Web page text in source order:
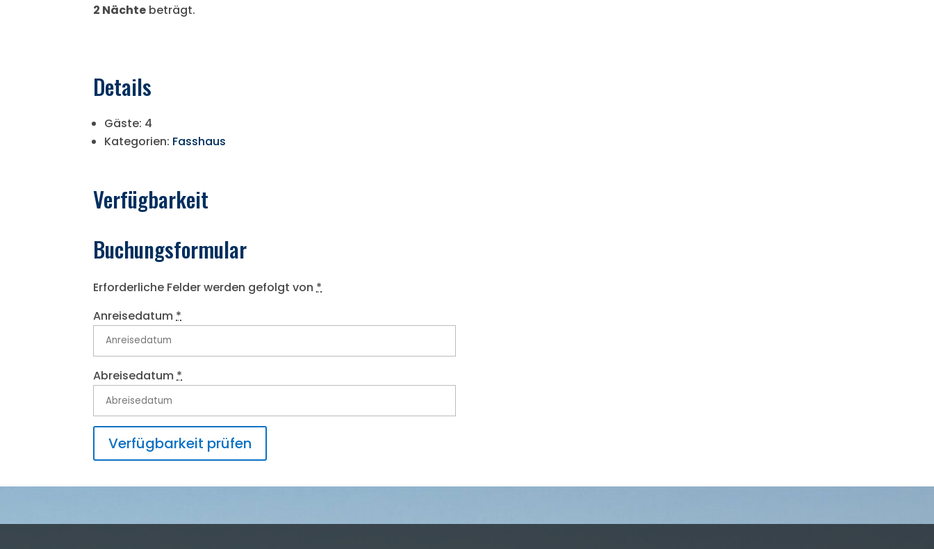
2 Nächte beträgt.
Details
Gäste: 4
Kategorien: Fasshaus
Verfügbarkeit
Buchungsformular
Erforderliche Felder werden gefolgt von*
Anreisedatum*
Abreisedatum*